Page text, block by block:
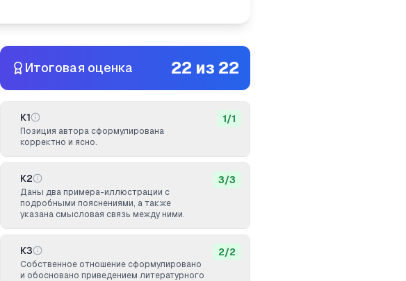
Итоговая оценка 22 из 22
К1
Позиция автора сформулирована
корректно и ясно.
1/1
К2
Даны два примера-иллюстрации с
подробными пояснениями, а также
указана смысловая связь между ними.
3/3
К3
Собственное отношение сформулировано
и обосновано приведением литературного
2/2